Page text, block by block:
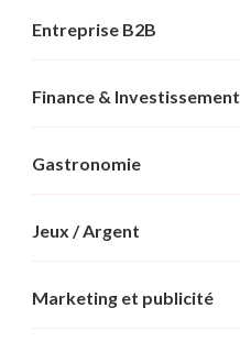
Entreprise B2B
Finance & Investissement
Gastronomie
Jeux / Argent
Marketing et publicité